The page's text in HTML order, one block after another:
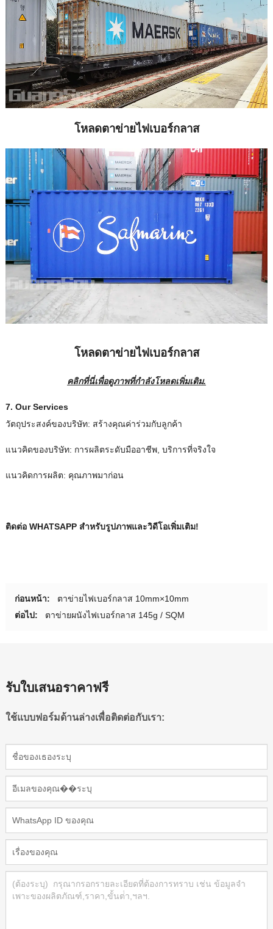
โหลดตาข่ายไฟเบอร์กลาส
โหลดตาข่ายไฟเบอร์กลาส
คลิกที่นี่เพื่อดูภาพที่กําลังโหลดเพิ่มเติม.
7. Our Services
วัตถุประสงค์ของบริษัท: สร้างคุณค่าร่วมกับลูกค้า
แนวคิดของบริษัท: การผลิตระดับมืออาชีพ, บริการที่จริงใจ
แนวคิดการผลิต: คุณภาพมาก่อน
ติดต่อ WHATSAPP สําหรับรูปภาพและวิดีโอเพิ่มเติม!
ก่อนหน้า:
ตาข่ายไฟเบอร์กลาส 10mm×10mm
ต่อไป:
ตาข่ายผนังไฟเบอร์กลาส 145g / SQM
รับใบเสนอราคาฟรี
ใช้แบบฟอร์มด้านล่างเพื่อติดต่อกับเรา: